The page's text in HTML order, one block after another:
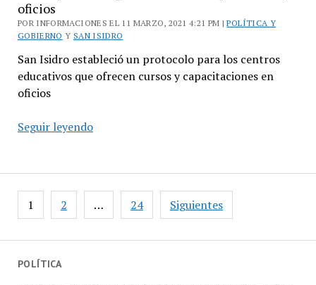
POLÍTICA
oficios
POR INFORMACIONES EL 11 MARZO, 2021 4:21 PM |POLÍTICA Y
GOBIERNO Y SAN ISIDRO
San Isidro estableció un protocolo para los centros
educativos que ofrecen cursos y capacitaciones en
oficios
Seguir leyendoNuevo
centros
de
capacitación
oficios
Paginación
de
1 2 … 24 Siguientes